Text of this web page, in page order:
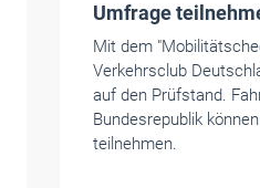
Umfrage
Mit dem
Verkehrsclub
auf den Prüfstand.
Bundesrepublik
teilnehmen.